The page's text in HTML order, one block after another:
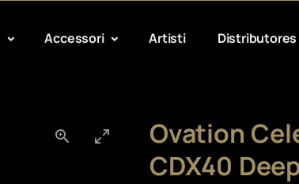
Accessori Artisti Distributores
Ovation
CDX40